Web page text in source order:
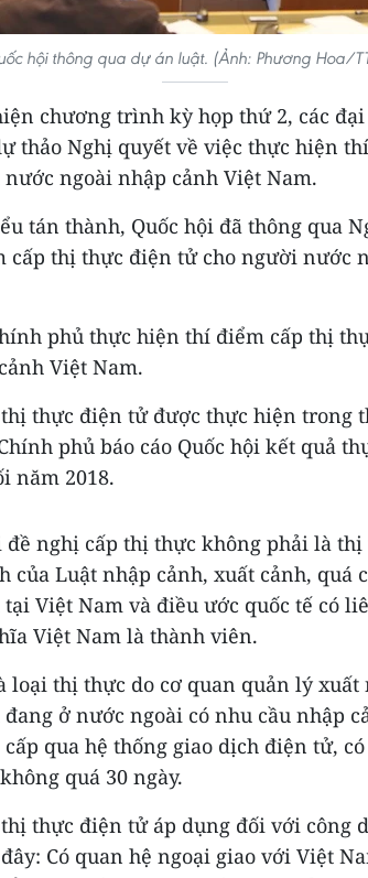
hội thông qua dự án luật. (Ảnh: Phương Hoa/
chương trình kỳ họp thứ 2, các
thảo Nghị quyết về việc thực hiện
ngoài nhập cảnh Việt Nam.
tán thành, Quốc hội đã thông qua
cấp thị thực điện tử cho người nước
phủ thực hiện thí điểm cấp thị
Việt Nam.
thực điện tử được thực hiện trong
phủ báo cáo Quốc hội kết quả
năm 2018.
nghị cấp thị thực không phải là
của Luật nhập cảnh, xuất cảnh, quá
Việt Nam và điều ước quốc tế có
Việt Nam là thành viên.
thị thực do cơ quan quản lý xuất
ở nước ngoài có nhu cầu nhập
qua hệ thống giao dịch điện tử,
quá 30 ngày.
thực điện tử áp dụng đối với công
Có quan hệ ngoại giao với Việt